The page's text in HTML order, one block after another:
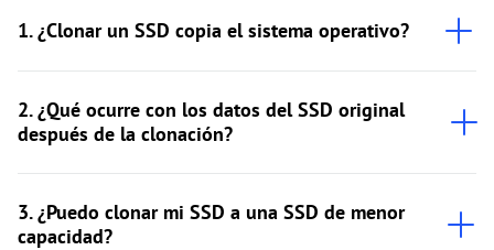
1. ¿Clonar un SSD copia el sistema operativo?
2. ¿Qué ocurre con los datos del SSD original
después de la clonación?
3. ¿Puedo clonar mi SSD a una SSD de menor
capacidad?